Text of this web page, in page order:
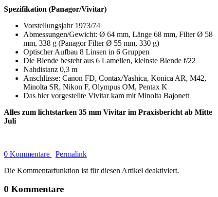
Spezifikation (Panagor/Vivitar)
Vorstellungsjahr 1973/74
Abmessungen/Gewicht: Ø 64 mm, Länge 68 mm, Filter Ø 58
mm, 338 g (Panagor Filter Ø 55 mm, 330 g)
Optischer Aufbau 8 Linsen in 6 Gruppen
Die Blende besteht aus 6 Lamellen, kleinste Blende f/22
Nahdistanz 0,3 m
Anschlüsse: Canon FD, Contax/Yashica, Konica AR, M42,
Minolta SR, Nikon F, Olympus OM, Pentax K
Das hier vorgestellte Vivitar kam mit Minolta Bajonett
Alles zum lichtstarken 35 mm Vivitar im Praxisbericht ab Mitte
Juli
0 Kommentare
Permalink
Die Kommentarfunktion ist für diesen Artikel deaktiviert.
0 Kommentare